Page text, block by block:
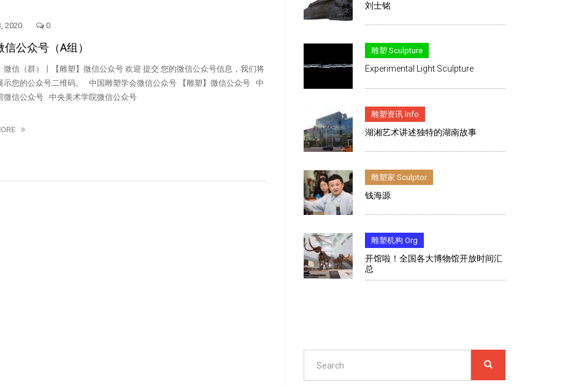
2020 0
信公众号（A组）
微信（群）丨【雕塑】微信公众号 欢迎 提交 您的微信公众号信息，我们将
示您的公众号二维码。 中国雕塑学会微信公众号 【雕塑】微信公众号 中
微信公众号 中央美术学院微信公众号
刘士铭
雕塑 Sculpture
Experimental Light Sculpture
雕塑资讯 Info
湖湘艺术讲述独特的湖南故事
雕塑家 Sculptor
钱海源
雕塑机构 Org
开馆啦！全国各大博物馆开放时间汇
总
SEARCH